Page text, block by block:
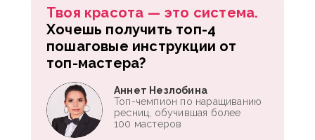
Твоя красота — это система.
Хочешь получить топ-4
пошаговые инструкции от
топ-мастера?
Аннет Незлобина
Топ-чемпион по наращиванию
ресниц, обучившая более
100 мастеров